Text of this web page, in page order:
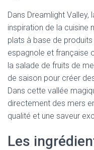
Dans Dreamlight
inspiration de la cuisine
plats à base de
espagnole et française
la salade de fruits de
de saison pour créer
Dans cette vallée
directement des mers
qualité et une saveur
Les